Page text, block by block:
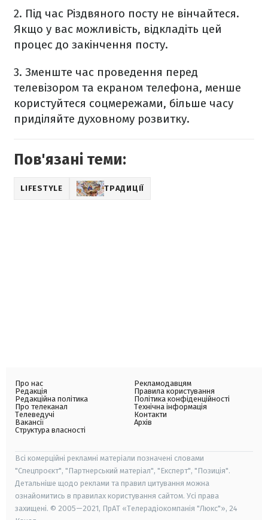
2. Під час Різдвяного посту не вінчайтеся.
Якщо у вас можливість, відкладіть цей
процес до закінчення посту.
3. Зменште час проведення перед
телевізором та екраном телефона, менше
користуйтеся соцмережами, більше часу
приділяйте духовному розвитку.
Пов'язані теми:
LIFESTYLE ТРАДИЦІЇ
Про нас
Редакція
Редакційна політика
Про телеканал
Телеведучі
Вакансії
Структура власності
Рекламодавцям
Правила користування
Політика конфіденційності
Технічна інформація
Контакти
Архів
Всі комерційні рекламні матеріали позначені словами
"Спецпроєкт", "Партнерський матеріал", "Експерт", "Позиція".
Детальніше щодо реклами та правил цитування можна
ознайомитись в правилах користування сайтом. Усі права
захищені. © 2005—2021, ПрАТ «Телерадіокомпанія "Люкс"», 24